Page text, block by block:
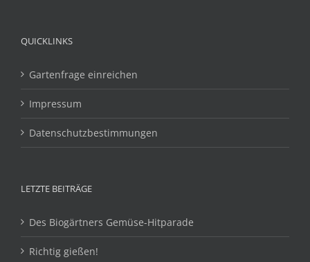
QUICKLINKS
Gartenfrage einreichen
Impressum
Datenschutzbestimmungen
LETZTE BEITRÄGE
Des Biogärtners Gemüse-Hitparade
Richtig gießen!